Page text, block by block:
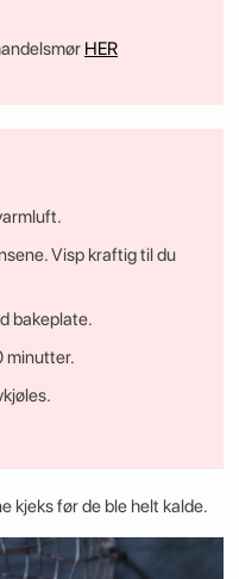
HER
Visp kraftig til du
bakeplate.
minutter.
kjeks før de ble helt kalde.